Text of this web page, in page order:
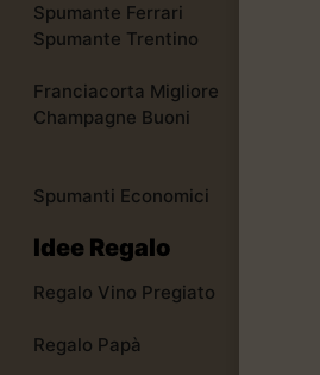
Spumante Ferrari
Spumante Trentino
Franciacorta Migliore
Champagne Buoni
Spumanti Economici
Idee Regalo
Regalo Vino Pregiato
Regalo Papà